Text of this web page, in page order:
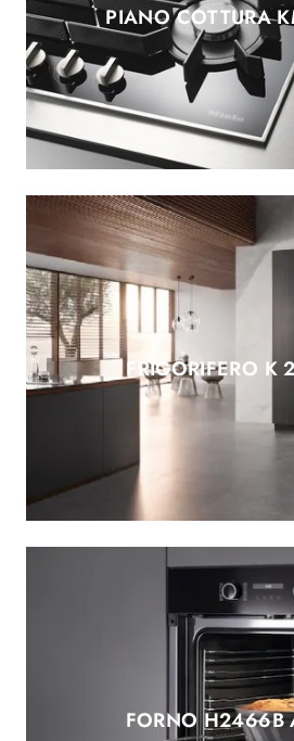
PIANO COTTURA
FRIGORIFERO K
FORNO H2466B